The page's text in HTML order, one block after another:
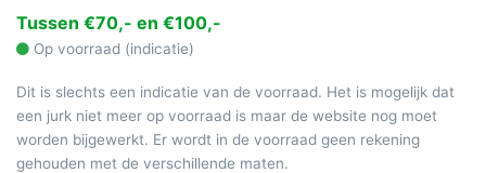
Tussen €70,- en €100,-
Op voorraad (indicatie)
Dit is slechts een indicatie van de voorraad. Het is mogelijk dat
een jurk niet meer op voorraad is maar de website nog moet
worden bijgewerkt. Er wordt in de voorraad geen rekening
gehouden met de verschillende maten.